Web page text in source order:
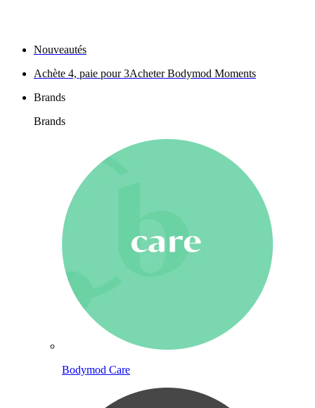
Nouveautés
Achète 4, paie pour 3Acheter Bodymod Moments
Brands
Brands
Bodymod Care